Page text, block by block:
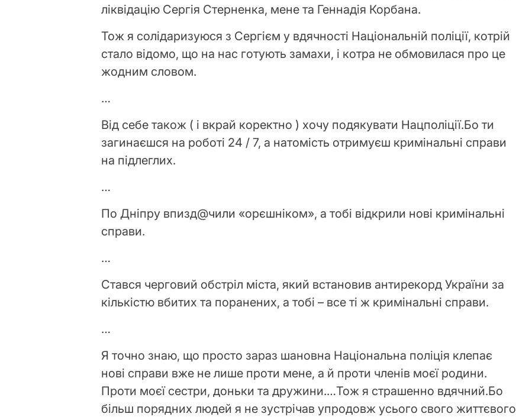
ліквідацію Сергія Стерненка, мене та Геннадія Корбана.
Тож я солідаризуюся з Сергієм у вдячності Національній поліції, котрій
стало відомо, що на нас готують замахи, і котра не обмовилася про це
жодним словом.
…
Від себе також ( і вкрай коректно ) хочу подякувати Нацполіції.Бо ти
загинаєшся на роботі 24 / 7, а натомість отримуєш кримінальні справи
на підлеглих.
…
По Дніпру впизд@чили «орєшніком», а тобі відкрили нові кримінальні
справи.
…
Стався черговий обстріл міста, який встановив антирекорд України за
кількістю вбитих та поранених, а тобі – все ті ж кримінальні справи.
…
Я точно знаю, що просто зараз шановна Національна поліція клепає
нові справи вже не лише проти мене, а й проти членів моєї родини.
Проти моєї сестри, доньки та дружини.…Тож я страшенно вдячний.Бо
більш порядних людей я не зустрічав упродовж усього свого життєвого